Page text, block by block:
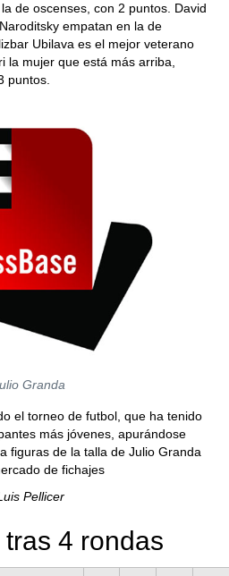
de oscenses, con 2 puntos. David
empatan en la de
Ubilava es el mejor veterano
mujer que está más arriba,
puntos.
Granda
el torneo de futbol, que ha tenido
más jóvenes, apurándose
figuras de la talla de Julio Granda
de fichajes
Pellicer
4 rondas